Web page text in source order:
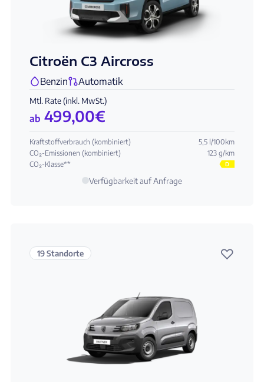
Citroën C3 Aircross
Benzin Automatik
Mtl. Rate (inkl. MwSt.)
ab 499,00€
Kraftstoffverbrauch (kombiniert)
5,5 l/100km
CO₂-Emissionen (kombiniert)
123 g/km
CO₂-Klasse**
D
Verfügbarkeit auf Anfrage
19 Standorte ♡